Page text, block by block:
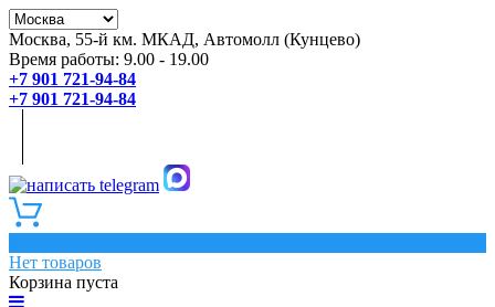
Москва, 55-й км. МКАД, Автомолл (Кунцево)
Время работы: 9.00 - 19.00
+7 901 721-94-84
+7 901 721-94-84
Нет товаров
Корзина пуста